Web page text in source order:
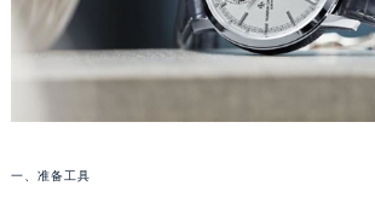
一、准备工具